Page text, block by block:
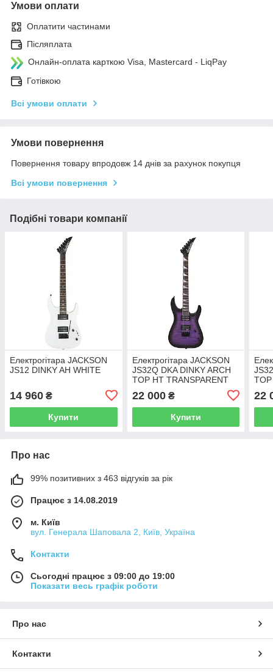
Умови оплати
Оплатити частинами
Післяплата
Онлайн-оплата карткою Visa, Mastercard - LiqPay
Готівкою
Всі умови оплати
Умови повернення
Повернення товару впродовж 14 днів за рахунок покупця
Всі умови повернення
Подібні товари компанії
Електрогітара JACKSON
JS12 DINKY AH WHITE
14 960 ₴
Купити
Електрогітара JACKSON
JS32Q DKA DINKY ARCH
TOP HT TRANSPARENT
22 000₴
Купити
22
Про нас
99% позитивних з 463 відгуків за рік
Працює з 14.08.2019
м. Київ
вул. Генерала Шаповала 2, Київ, Україна
Контакти
Сьогодні працює з 09:00 до 19:00
Показати весь графік роботи
Про нас
Контакти